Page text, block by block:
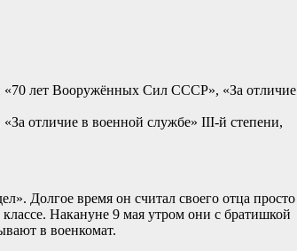
лет Вооружённых Сил СССР», «За отличие
отличие в военной службе» III-й степени,
Долгое время он считал своего отца просто
Накануне 9 мая утром они с братишкой
в военкомат.